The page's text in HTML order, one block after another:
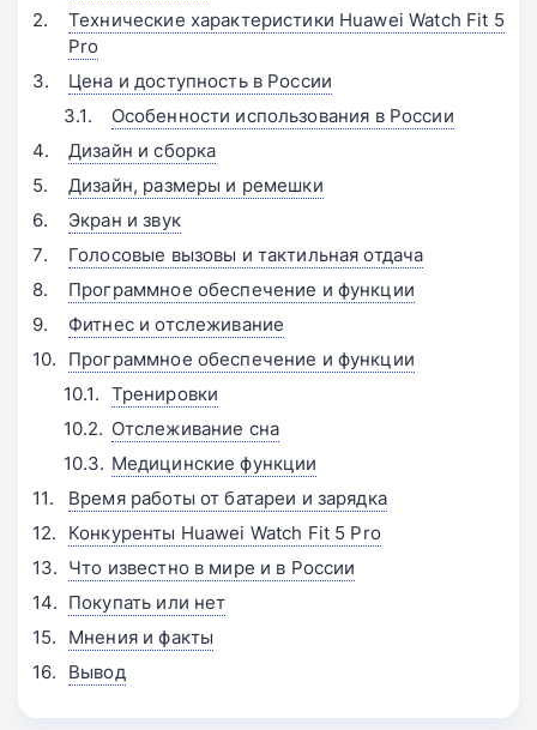
Технические характеристики Huawei Watch Fit 5
Pro
Цена и доступность в России
Особенности использования в России
Дизайн и сборка
Дизайн, размеры и ремешки
Экран и звук
Голосовые вызовы и тактильная отдача
Программное обеспечение и функции
Фитнес и отслеживание
Программное обеспечение и функции
Тренировки
Отслеживание сна
Медицинские функции
Время работы от батареи и зарядка
Конкуренты Huawei Watch Fit 5 Pro
Что известно в мире и в России
Покупать или нет
Мнения и факты
Вывод